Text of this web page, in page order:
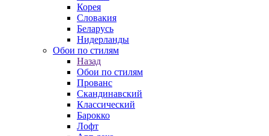
Корея
Словакия
Беларусь
Нидерланды
Обои по стилям
Назад
Обои по стилям
Прованс
Скандинавский
Классический
Барокко
Лофт